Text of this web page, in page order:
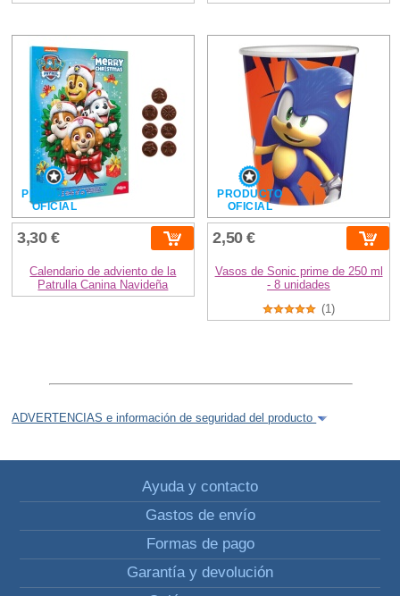
PRODUCTO
OFICIAL
3,30 €
Calendario de adviento de la
Patrulla Canina Navideña
PRODUCTO
OFICIAL
2,50 €
Vasos de Sonic prime de 250 ml
- 8 unidades
(1)
ADVERTENCIAS e información de seguridad del producto
Ayuda y contacto
Gastos de envío
Formas de pago
Garantía y devolución